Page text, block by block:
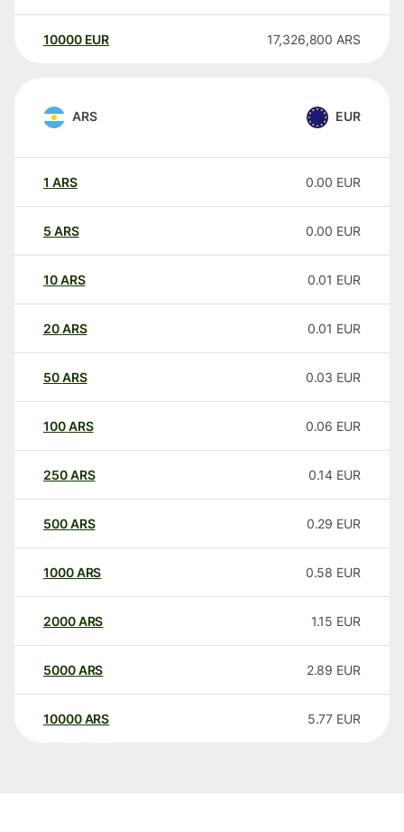
10000 EUR 17,326,800 ARS
ARS EUR
1 ARS 0.00 EUR
5 ARS 0.00 EUR
10ARS 0.01 EUR
20ARS 0.01 EUR
50ARS 0.03 EUR
100ARS 0.06 EUR
250ARS 0.14 EUR
500ARS 0.29 EUR
1000ARS 0.58 EUR
2000ARS 1.15 EUR
5000ARS 2.89 EUR
10000 ARS 5.77 EUR